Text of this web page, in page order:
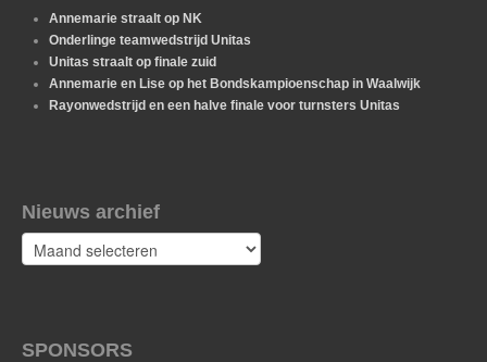
Annemarie straalt op NK
Onderlinge teamwedstrijd Unitas
Unitas straalt op finale zuid
Annemarie en Lise op het Bondskampioenschap in Waalwijk
Rayonwedstrijd en een halve finale voor turnsters Unitas
Nieuws archief
Nieuws
archief
SPONSORS